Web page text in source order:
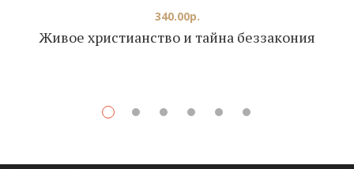
Живое христианство и тайна беззакония
340.00р.